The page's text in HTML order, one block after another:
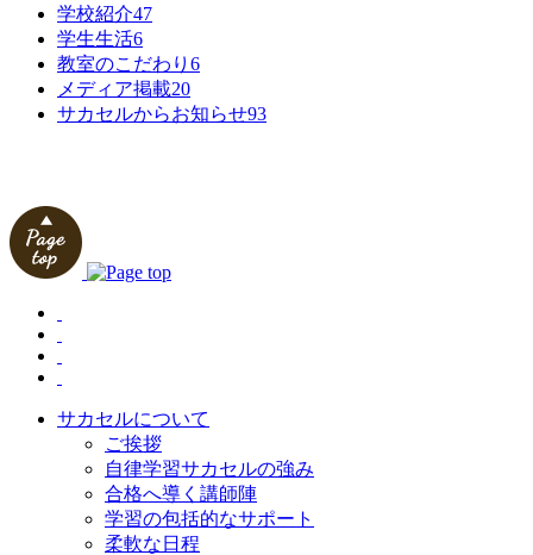
学校紹介47
学生生活6
教室のこだわり 6
メディア掲載20
サカセルからお知らせ93
サカセルについて
ご挨拶
自律学習サカセルの強み
合格へ導く講師陣
学習の包括的なサポート
柔軟な日程